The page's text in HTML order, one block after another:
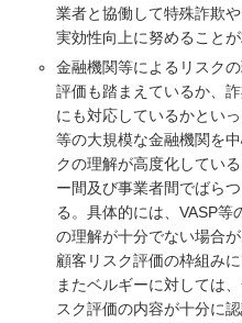
業者と協働して特殊詐欺
実効性向上に努めることが
金融機関等によるリスク
評価も踏まえているか、
にも対応しているかとい
等の大規模な金融機関を
クの理解が高度化してい
ー間及び事業者間でばら
る。具体的には、VASP等
の理解が十分でない場合
顧客リスク評価の枠組み
またベルギーに対しては
スク評価の内容が十分に